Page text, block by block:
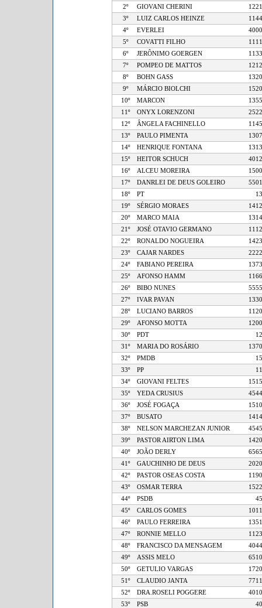
2º
GIOVANI CHERINI
3º
LUIZ CARLOS HEINZE
4º
EVERLEI
5º
COVATTI FILHO
6º
JERÔNIMO GOERGEN
7º
POMPEO DE MATTOS
8º
BOHN GASS
9º
MÁRCIO BIOLCHI
10º
MARCON
11º
ONYX LORENZONI
12º
ÂNGELA FACHINELLO
13º
PAULO PIMENTA
14º
HENRIQUE FONTANA
15º
HEITOR SCHUCH
16º
ALCEU MOREIRA
17º
DANRLEI DE DEUS GOLEIRO
18º
PT
19º
SÉRGIO MORAES
20º
MARCO MAIA
21º
JOSÉ OTAVIO GERMANO
22º
RONALDO NOGUEIRA
23º
CAJAR NARDES
24º
FABIANO PEREIRA
25º
AFONSO HAMM
26º
BIBO NUNES
27º
IVAR PAVAN
28º
LUCIANO BARROS
29º
AFONSO MOTTA
30º
PDT
31º
MARIA DO ROSÁRIO
32º
PMDB
33º
PP
34º
GIOVANI FELTES
35º
YEDA CRUSIUS
36º
JOSÉ FOGAÇA
37º
BUSATO
38º
NELSON MARCHEZAN JUNIOR
39º
PASTOR AIRTON LIMA
40º
JOÃO DERLY
41º
GAUCHINHO DE DEUS
42º
PASTOR OSEAS COSTA
43º
OSMAR TERRA
44º
PSDB
45º
CARLOS GOMES
46º
PAULO FERREIRA
47º
RONNIE MELLO
48º
FRANCISCO DA MENSAGEM
49º
ASSIS MELO
50º
GETULIO VARGAS
51º
CLAUDIO JANTA
52º
DRA.ROSELI POGGERE
53º
PSB